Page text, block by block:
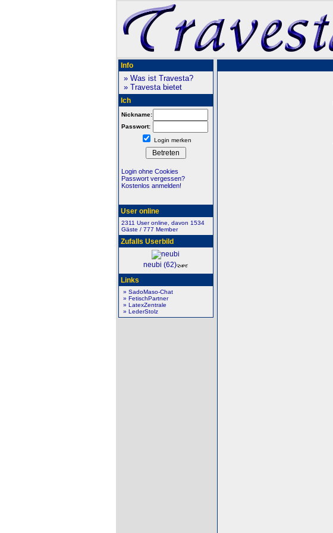
Info
» Was ist Travesta?
» Travesta bietet
Ich
Nickname:
Passwort:
Login merken
Login ohne Cookies
Passwort vergessen?
Kostenlos anmelden!
User online
2311 User online, davon 1534
Gäste / 777 Member
Zufalls Userbild
neubi (62)
Links
» SadoMaso-Chat
» FetischPartner
» LatexZentrale
» LederStolz